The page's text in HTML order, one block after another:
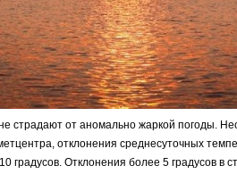
страдают от аномально жаркой погоды.
отклонения среднесуточных
градусов. Отклонения более 5 градусов в